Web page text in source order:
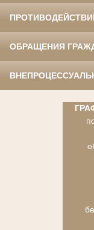
ОБРАЩЕНИЯ